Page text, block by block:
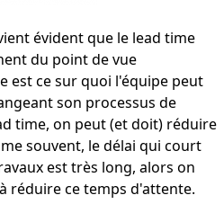
évident que le lead time
du point de vue
est ce sur quoi l'équipe peut
son processus de
time, on peut (et doit) réduire
souvent, le délai qui court
est très long, alors on
réduire ce temps d'attente.